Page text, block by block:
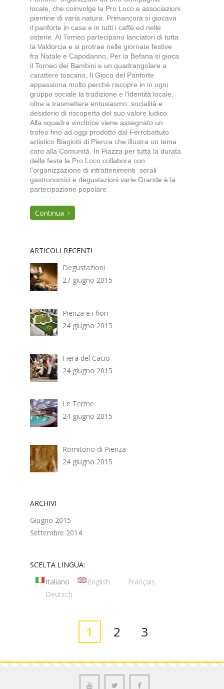
locale, che coinvolge la Pro Loco e associazioni
pientine di varia natura. Primancora si giocava
il panforte in casa e in tutti i caffè ed nelle
osterie. Al Torneo partecipano lanciatori di tutta
la Valdorcia e si protrae nelle giornate festive
fra Natale e Capodanno, Per la Befana si gioca
il Torneo dei Bambini e un quadrangolare a
carattere toscano, Il Gioco del Panforte
appassiona molto perchè riscopre in in ogni
gruppo sociale la tradizione e l'identità locale,
oltre a trasmettere entusiasmo, socialità e
desiderio di riscoperta del suo valore ludico.
Alla squadra vincitrice viene assegnato un
trofeo fino ad oggi prodotto dal Ferrobattuto
artistico Biagiotti di Pienza che illustra un tema
caro alla Comunità. In Piazza per tutta la durata
della festa la Pro Loco collabora con
l'organizzazione di intrattenimenti serali
gastronomici e degustazioni varie.Grande è la
partecipazione popolare.
Continua
ARTICOLI RECENTI
Degustazioni
27 giugno 2015
Pienza e i fiori
24 giugno 2015
Fiera del Cacio
24 giugno 2015
Le Terme
24 giugno 2015
Romitorio di Pienza
24 giugno 2015
ARCHIVI
Giugno 2015
Settembre 2014
SCELTA LINGUA:
Italiano
English
Français
Deutsch
1 2 3